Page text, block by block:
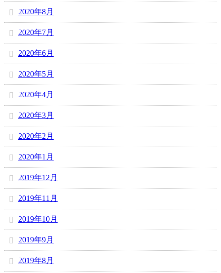
2020年8月
2020年7月
2020年6月
2020年5月
2020年4月
2020年3月
2020年2月
2020年1月
2019年12月
2019年11月
2019年10月
2019年9月
2019年8月